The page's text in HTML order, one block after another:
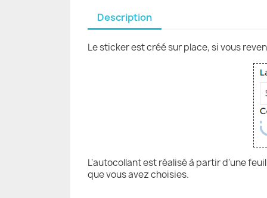
Description
Le sticker est créé sur place, si vous
L'autocollant est réalisé à partir d'une
que vous avez choisies.